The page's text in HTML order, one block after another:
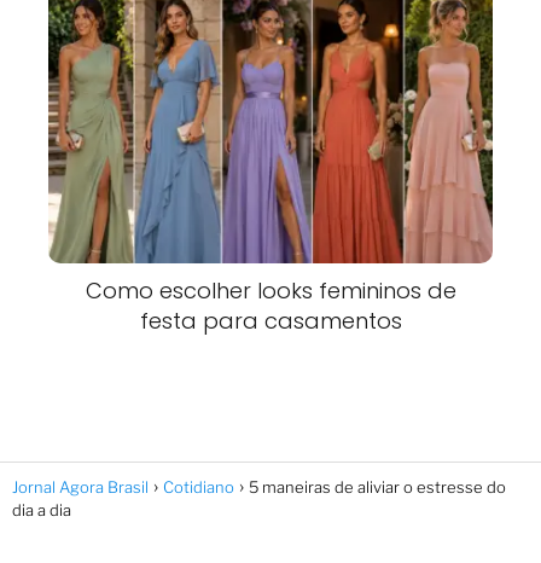
Como escolher looks femininos de
festa para casamentos
Jornal Agora Brasil Cotidiano
5 maneiras de aliviar o estresse do
dia a dia